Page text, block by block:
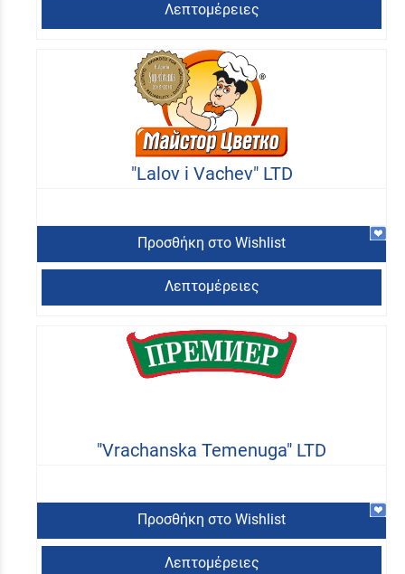
Λεπτομέρειες
"Lalov i Vachev" LTD
Προσθήκη στο Wishlist
Λεπτομέρειες
"Vrachanska Temenuga" LTD
Προσθήκη στο Wishlist
Λεπτομέρειες